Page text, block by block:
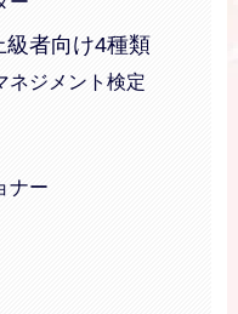
級者向け4種類
ネジメント検定
ナー